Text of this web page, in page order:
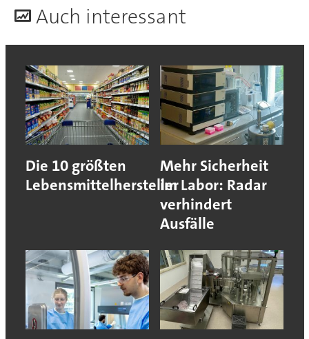
Auch interessant
Die 10 größten
Lebensmittelhersteller
Mehr Sicherheit
im Labor: Radar
verhindert
Ausfälle